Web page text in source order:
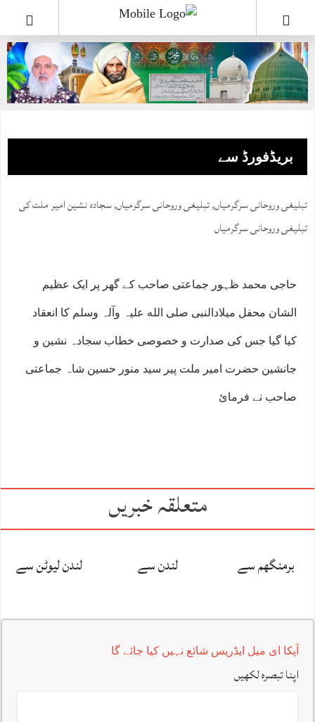
بریڈفورڈ سے
تبلیغی وروحانی سرگرمیاں,تبلیغی وروحانی سرگرمیاں,سجادہ نشین امیر ملت کی
تبلیغی وروحانی سرگرمیاں
حاجی محمد ظہور جماعتی صاحب کے گھر پر ایک عظیم
الشان محفل میلادالنبی صلی الله علیہ وآلہ وسلم کا انعقاد
کیا گیا جس کی صدارت و خصوصی خطاب سجادہ نشین و
جانشین حضرت امیر ملت پیر سید منور حسین شاہ جماعتی
صاحب نے فرمائ
متعلقہ خبریں
برمنگھم سے لندن سے لندن لیوٹن سے
آپکا ای میل ایڈریس شائع نہیں کیا جائے گا
اپنا تبصرہ لکھیں